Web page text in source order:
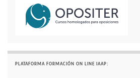
PLATAFORMA FORMACIÓN ON LINE IAAP: